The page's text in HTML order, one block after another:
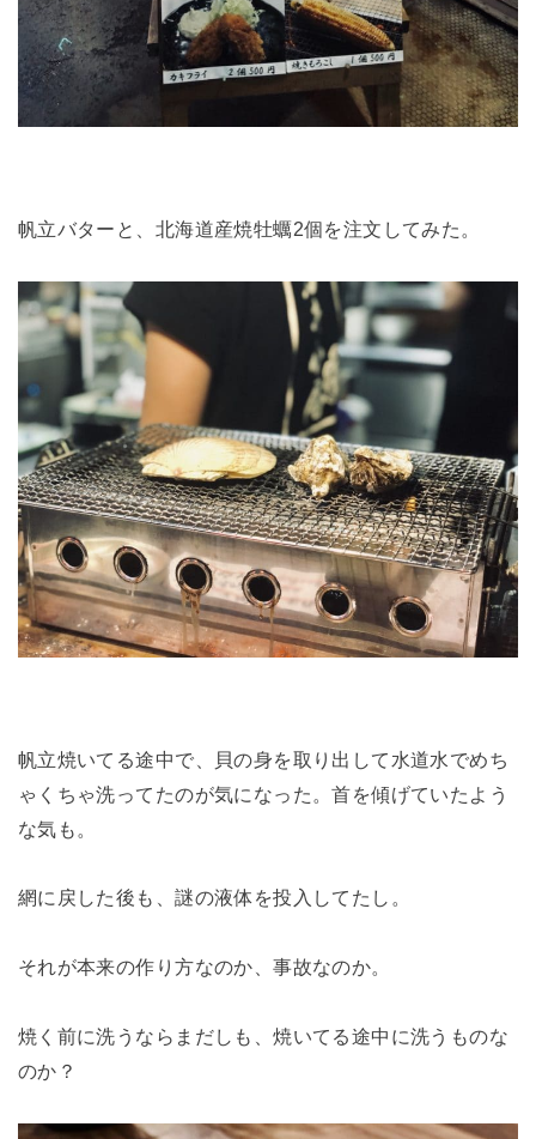
帆立バターと、北海道産焼牡蠣2個を注文してみた。
帆立焼いてる途中で、貝の身を取り出して水道水でめち
ゃくちゃ洗ってたのが気になった。首を傾げていたよう
な気も。
網に戻した後も、謎の液体を投入してたし。
それが本来の作り方なのか、事故なのか。
焼く前に洗うならまだしも、焼いてる途中に洗うものな
のか？